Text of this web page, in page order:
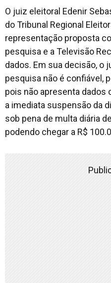
O juiz eleitoral Edenir
do Tribunal Regional
representação proposta
pesquisa e a Televisão
dados. Em sua decisão, o
pesquisa não é confiável,
pois não apresenta dados
a imediata suspensão da
sob pena de multa diária
podendo chegar a R$